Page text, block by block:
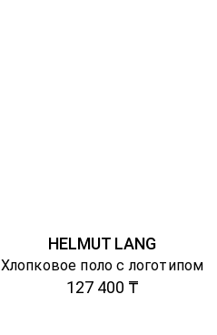
HELMUT LANG
Хлопковое поло с логотипом
127 400 ₸